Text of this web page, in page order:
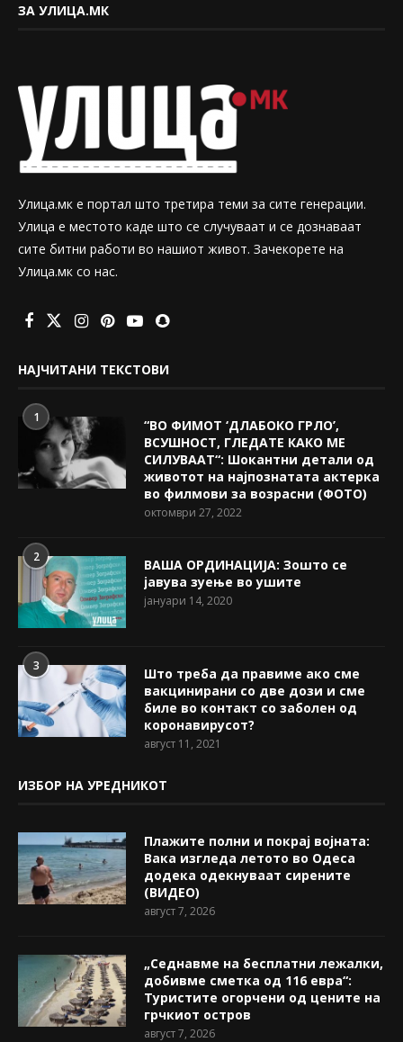
ЗА УЛИЦА.МК
Улица.мк е портал што третира теми за сите генерации.
Улица е местото каде што се случуваат и се дознаваат
сите битни работи во нашиот живот. Зачекорете на
Улица.мк со нас.
НАЈЧИТАНИ ТЕКСТОВИ
1
“ВО ФИМОТ ‘ДЛАБОКО ГРЛО’,
ВСУШНОСТ, ГЛЕДАТЕ КАКО МЕ
СИЛУВААТ“: Шокантни детали од
животот на најпознатата актерка
во филмови за возрасни (ФОТО)
октомври 27, 2022
2
ВАША ОРДИНАЦИЈА: Зошто се
јавува зуење во ушите
јануари 14, 2020
3
Што треба да правиме ако сме
вакцинирани со две дози и сме
биле во контакт со заболен од
коронавирусот?
август 11, 2021
ИЗБОР НА УРЕДНИКОТ
Плажите полни и покрај војната:
Вака изгледа летото во Одеса
додека одекнуваат сирените
(ВИДЕО)
август 7, 2026
„Седнавме на бесплатни лежалки,
добивме сметка од 116 евра“:
Туристите огорчени од цените на
грчкиот остров
август 7, 2026